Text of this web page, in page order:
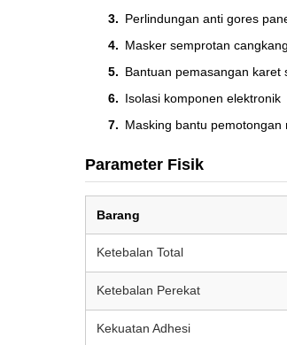
Perlindungan anti gores
Masker semprotan
Bantuan pemasangan karet
Isolasi komponen elektronik
Masking bantu pemotongan
Parameter Fisik
Barang
Ketebalan Total
Ketebalan Perekat
Kekuatan Adhesi